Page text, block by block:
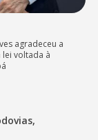
agradeceu a
voltada à